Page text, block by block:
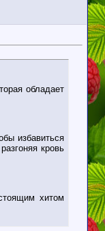
обладает
избавиться
кровь
хитом